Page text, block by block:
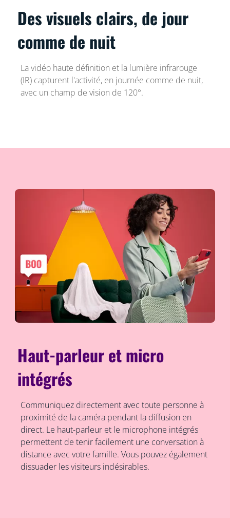
Des visuels clairs, de jour
comme de nuit
La vidéo haute définition et la lumière infrarouge
(IR) capturent l'activité, en journée comme de nuit,
avec un champ de vision de 120°.
Haut-parleur et micro
intégrés
Communiquez directement avec toute personne à
proximité de la caméra pendant la diffusion en
direct. Le haut-parleur et le microphone intégrés
permettent de tenir facilement une conversation à
distance avec votre famille. Vous pouvez également
dissuader les visiteurs indésirables.